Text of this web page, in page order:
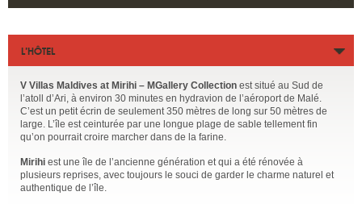
L’HÔTEL
V Villas Maldives at Mirihi – MGallery Collection est situé au Sud de
l’atoll d’Ari, à environ 30 minutes en hydravion de l’aéroport de Malé.
C’est un petit écrin de seulement 350 mètres de long sur 50 mètres de
large. L’île est ceinturée par une longue plage de sable tellement fin
qu’on pourrait croire marcher dans de la farine.
Mirihi est une île de l’ancienne génération et qui a été rénovée à
plusieurs reprises, avec toujours le souci de garder le charme naturel et
authentique de l’île.